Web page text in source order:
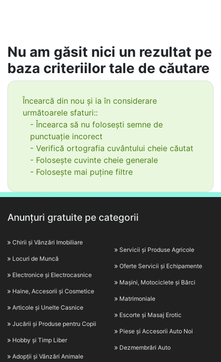
Nu am găsit nici un rezultat pe
baza criteriilor tale de căutare
Încearcă din nou și ia în considerare
următoarele sfaturi::
- Încearca să nu folosești semne de
punctuație incorect
- Verifică ortografia cuvântului cheie căutat
- Folosește cuvinte cheie generale
- Folosește mai puține filtre
Anunțuri gratuite pe categorii
Chirii și Vânzări Imobiliare
Locuri de Muncă
Electronice și Electrocasnice
Haine, Accesorii și Cosmetice
Articole și Unelte Casnice
Jucării și Produse pentru Copii
Hobby și Timp Liber
Adopții și Vânzări Animale
Servicii și Produse Agricole
Oferte Servicii și Echipamente
Mașini, Motociclete și Bărci
Matrimoniale
Escorte și Masaj Erotic
Piese și Accesorii Auto Noi
Dezmembrări Auto